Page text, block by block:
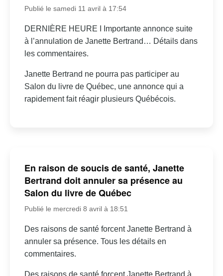
Publié le samedi 11 avril à 17:54
DERNIÈRE HEURE I Importante annonce suite
à l’annulation de Janette Bertrand… Détails dans
les commentaires.
Janette Bertrand ne pourra pas participer au
Salon du livre de Québec, une annonce qui a
rapidement fait réagir plusieurs Québécois.
En raison de soucis de santé, Janette
Bertrand doit annuler sa présence au
Salon du livre de Québec
Publié le mercredi 8 avril à 18:51
Des raisons de santé forcent Janette Bertrand à
annuler sa présence. Tous les détails en
commentaires.
Des raisons de santé forcent Janette Bertrand à